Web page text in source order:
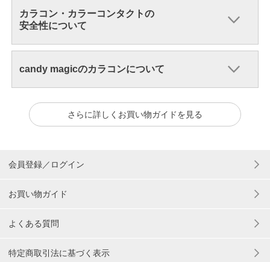
カラコン・カラーコンタクトの
安全性について
candy magicのカラコンについて
さらに詳しくお買い物ガイドを見る
会員登録／ログイン
お買い物ガイド
よくある質問
特定商取引法に基づく表示